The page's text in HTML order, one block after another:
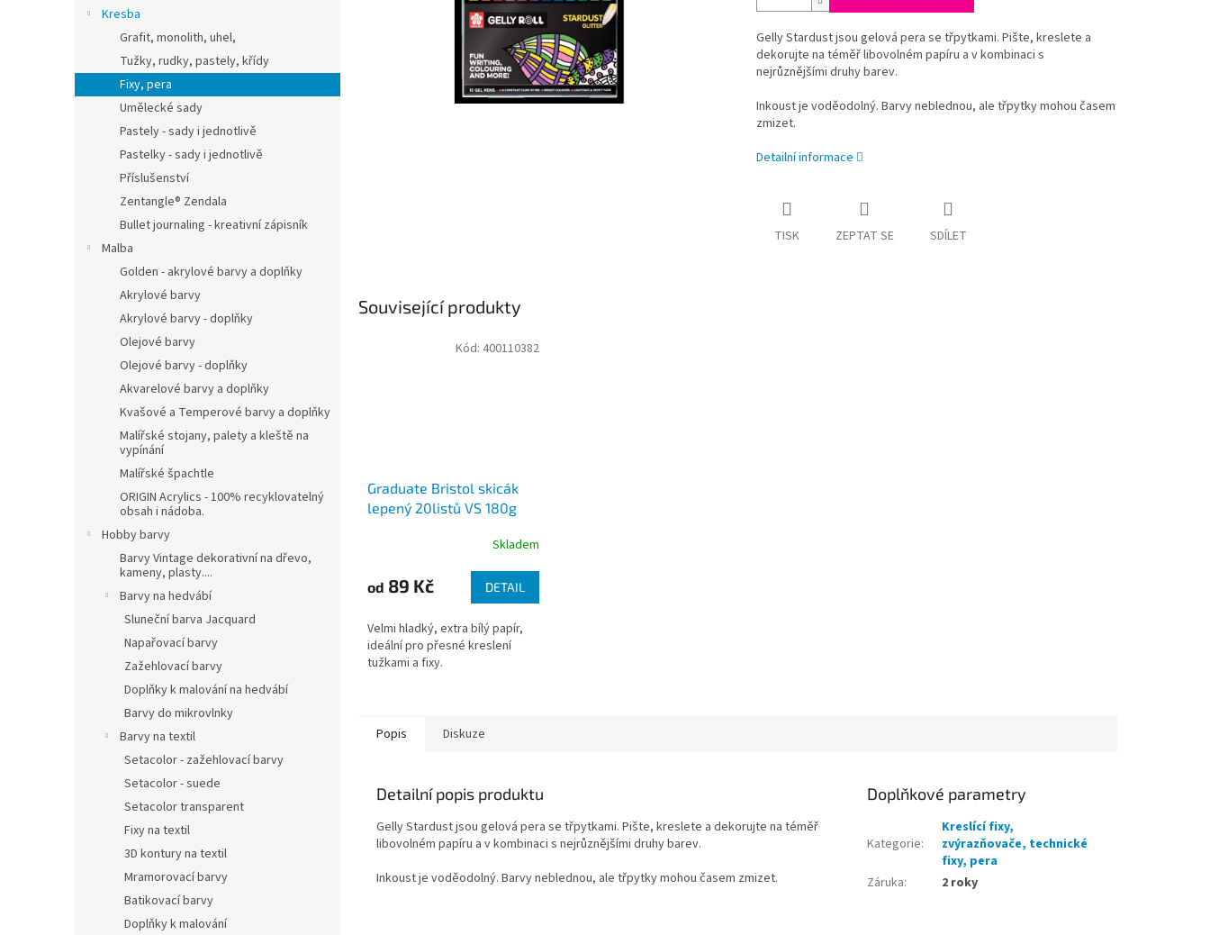
Kresba
Grafit, monolith, uhel,
Tužky, rudky, pastely, křídy
Fixy, pera
Umělecké sady
Pastely - sady i jednotlivě
Pastelky - sady i jednotlivě
Příslušenství
Zentangle® Zendala
Bullet journaling - kreativní zápisník
Malba
Golden - akrylové barvy a doplňky
Akrylové barvy
Akrylové barvy - doplňky
Olejové barvy
Olejové barvy - doplňky
Akvarelové barvy a doplňky
Kvašové a Temperové barvy a doplňky
Malířské stojany, palety a kleště na
vypínání
Malířské špachtle
ORIGIN Acrylics - 100% recyklovatelný
obsah i nádoba.
Hobby barvy
Barvy Vintage dekorativní na dřevo,
kameny, plasty....
Barvy na hedvábí
Sluneční barva Jacquard
Napařovací barvy
Zažehlovací barvy
Doplňky k malování na hedvábí
Barvy do mikrovlnky
Barvy na textil
Setacolor - zažehlovací barvy
Setacolor - suede
Setacolor transparent
Fixy na textil
3D kontury na textil
Mramorovací barvy
Batikovací barvy
Doplňky k malování
Gelly Stardust jsou gelová pera se třpytkami. Pište, kreslete a
dekorujte na téměř libovolném papíru a v kombinaci s
nejrůznějšími druhy barev.
Inkoust je voděodolný. Barvy neblednou, ale třpytky mohou časem
zmizet.
Detailní informace
TISK ZEPTAT SE SDÍLET
Související produkty
Graduate Bristol skicák
lepený 20listů VS 180g
Skladem
od 89 Kč DETAIL
Velmi hladký, extra bílý papír,
ideální pro přesné kreslení
tužkami a fixy.
Kód: 400110382
Popis Diskuze
Detailní popis produktu
Gelly Stardust jsou gelová pera se třpytkami. Pište, kreslete a dekorujte na téměř
libovolném papíru a v kombinaci s nejrůznějšími druhy barev.
Inkoust je voděodolný. Barvy neblednou, ale třpytky mohou časem zmizet.
Doplňkové parametry
Kategorie:
Kreslící fixy,
zvýrazňovače, technické
fixy, pera
Záruka: 2 roky